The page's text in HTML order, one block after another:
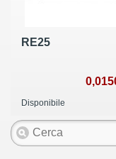
RE25
Disponibile